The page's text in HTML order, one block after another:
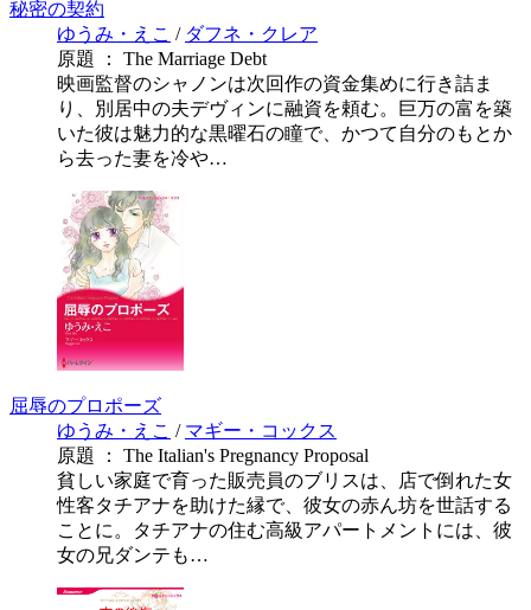
秘密の契約
ゆうみ・えこ / ダフネ・クレア
原題 ： The Marriage Debt
映画監督のシャノンは次回作の資金集めに行き詰ま
り、別居中の夫デヴィンに融資を頼む。巨万の富を築
いた彼は魅力的な黒曜石の瞳で、かつて自分のもとか
ら去った妻を冷や…
屈辱のプロポーズ
ゆうみ・えこ / マギー・コックス
原題 ： The Italian's Pregnancy Proposal
貧しい家庭で育った販売員のブリスは、店で倒れた女
性客タチアナを助けた縁で、彼女の赤ん坊を世話する
ことに。タチアナの住む高級アパートメントには、彼
女の兄ダンテも…